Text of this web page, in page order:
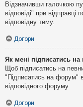
Відзначивши галочкою
відповіді" при
відповідну тему.
Догори
Як мені підписатись
Щоб підписатись на
"Підписатись на форум" в
відповідного форуму.
Догори